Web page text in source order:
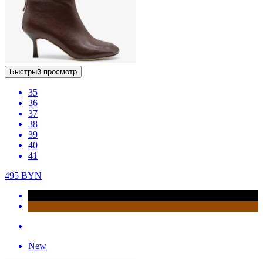
Быстрый просмотр
35
36
37
38
39
40
41
495 BYN
New